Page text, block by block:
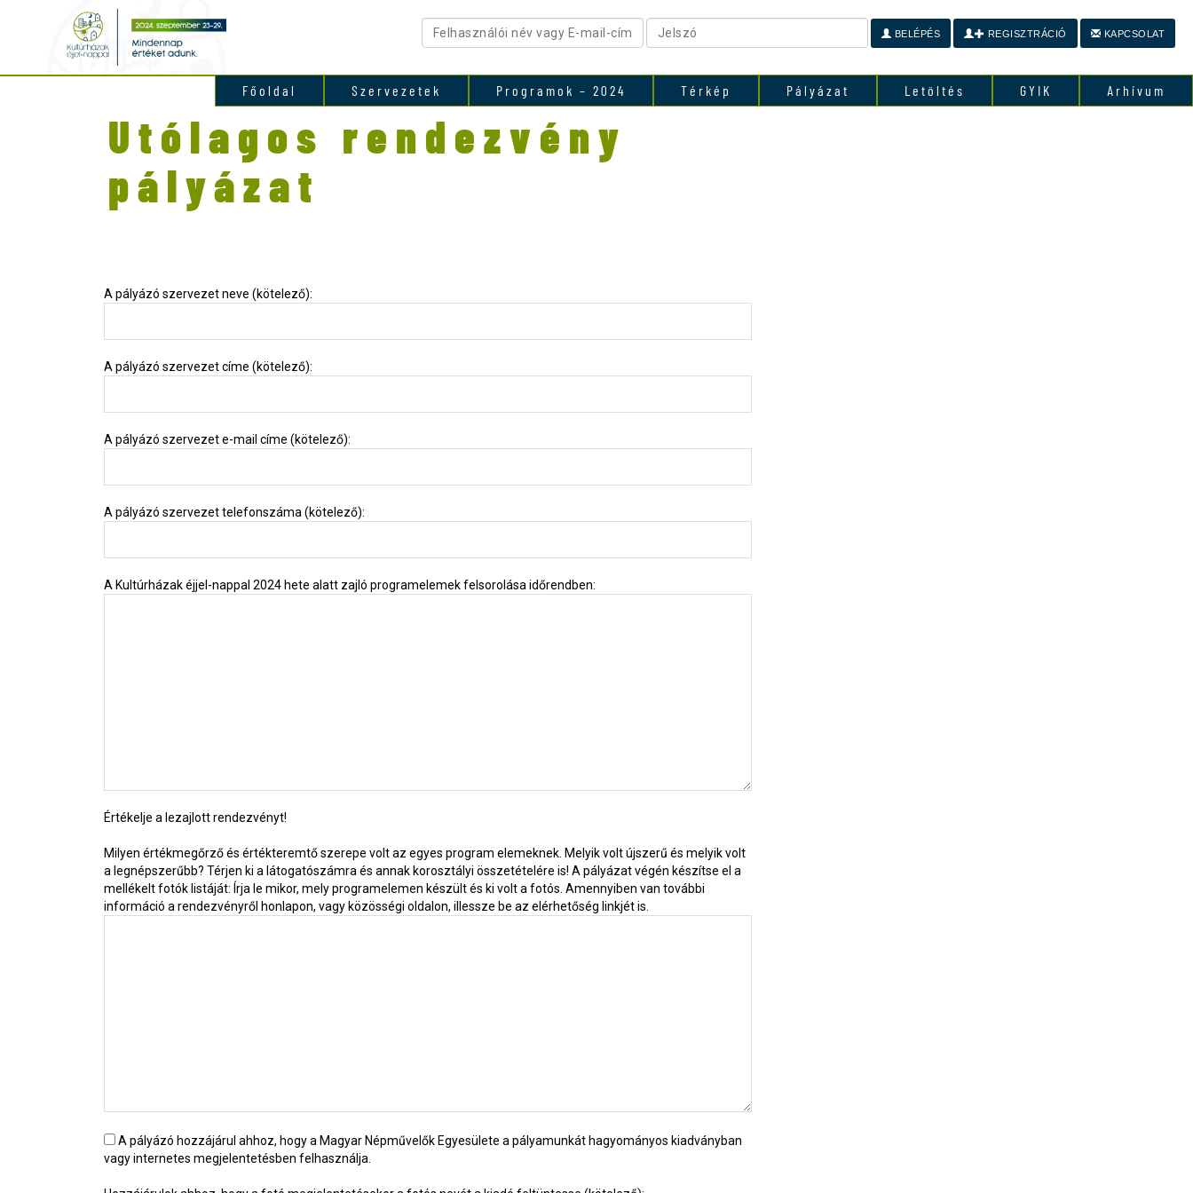
Főoldal Szervezetek Programok – 2024 Térkép Pályázat Letöltés GYIK Arhívum
BELÉPÉS REGISZTRÁCIÓ KAPCSOLAT
Utólagos rendezvény
pályázat
A pályázó szervezet neve (kötelező):
A pályázó szervezet címe (kötelező):
A pályázó szervezet e-mail címe (kötelező):
A pályázó szervezet telefonszáma (kötelező):
A Kultúrházak éjjel-nappal 2024 hete alatt zajló programelemek felsorolása időrendben:
Értékelje a lezajlott rendezvényt!
Milyen értékmegőrző és értékteremtő szerepe volt az egyes program elemeknek. Melyik volt újszerű és melyik volt
a legnépszerűbb? Térjen ki a látogatószámra és annak korosztályi összetételére is! A pályázat végén készítse el a
mellékelt fotók listáját: Írja le mikor, mely programelemen készült és ki volt a fotós. Amennyiben van további
információ a rendezvényről honlapon, vagy közösségi oldalon, illessze be az elérhetőség linkjét is.
A pályázó hozzájárul ahhoz, hogy a Magyar Népművelők Egyesülete a pályamunkát hagyományos kiadványban
vagy internetes megjelentetésben felhasználja.